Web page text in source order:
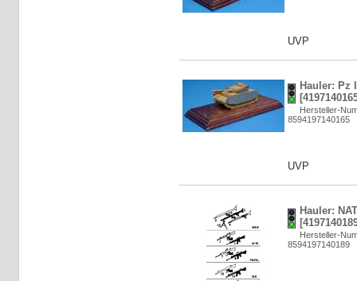
UVP
Hauler: Pz
Hersteller-
8594197140165
UVP
Hauler:
Hersteller-
8594197140189